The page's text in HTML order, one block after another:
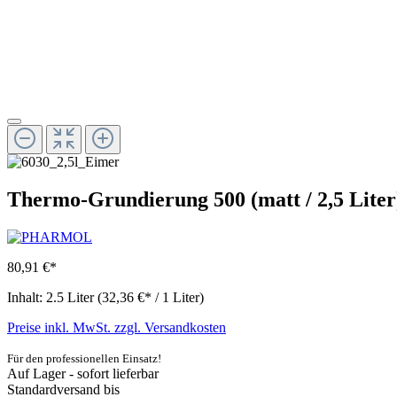
Thermo-Grundierung 500 (matt / 2,5
80,91 €*
Inhalt: 2.5 Liter(32,36 €* / 1 Liter)
Preise inkl. MwSt. zzgl. Versandkosten
Für den professionellen Einsatz!
Auf Lager - sofort lieferbar
Standardversand bis